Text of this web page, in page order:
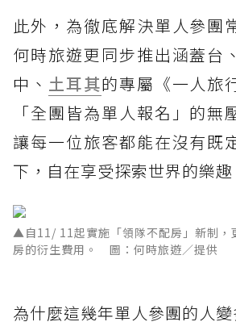
此外，為徹底解決單人參團
何時旅遊更同步推出涵蓋台
中、 土耳其的專屬《一人旅
「全團皆為單人報名」的無
讓每一位旅客都能在沒有既
下，自在享受探索世界的樂趣
▲自11/ 11起實施「領隊不配房」新制，
房的衍生費用。 圖：何時旅遊／提供
為什麼這幾年單人參團的人變